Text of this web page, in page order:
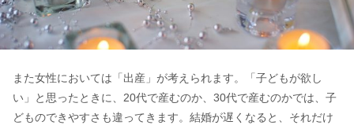
また女性においては「出産」が考えられます。「子どもが欲し
い」と思ったときに、20代で産むのか、30代で産むのかでは、子
どものできやすさも違ってきます。結婚が遅くなると、それだけ